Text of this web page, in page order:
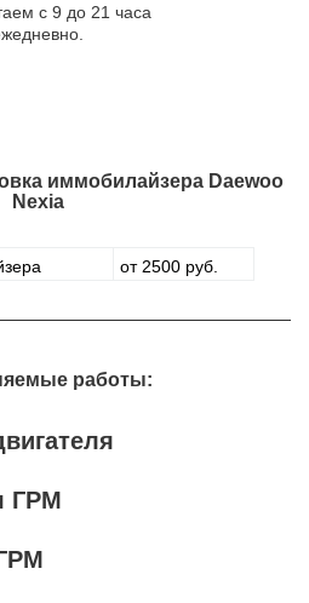
с 9 до 21 часа
иммобилайзера Daewoo
Nexia
от 2500 руб.
работы:
ГРМ